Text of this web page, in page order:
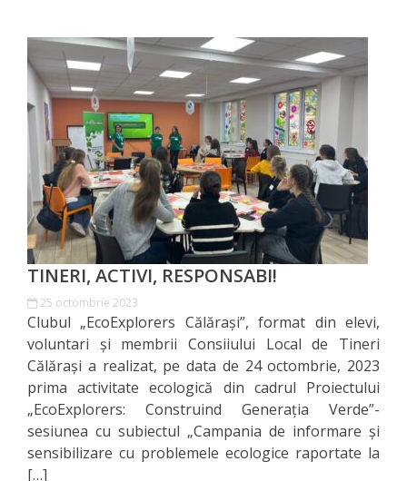
Investiţiilor
Serviciul
de
Colectare
a
Impozitelor
şi
Taxelor
Locale
Serviciul
Juridic
Serviciul
TINERI, ACTIVI, RESPONSABI!
25 octombrie 2023
Clubul „EcoExplorers Călărași”, format din elevi,
voluntari și membrii Consiiului Local de Tineri
Călărași a realizat, pe data de 24 octombrie, 2023
prima activitate ecologică din cadrul Proiectului
„EcoExplorers: Construind Generația Verde”-
sesiunea cu subiectul „Campania de informare și
sensibilizare cu problemele ecologice raportate la
[…]